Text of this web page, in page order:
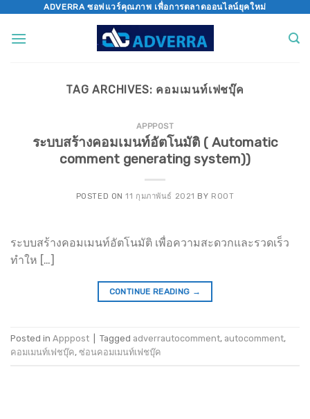
content
ADVERRA ซอฟแวร์คุณภาพ เพื่อการตลาดออนไลน์ยุคใหม่
TAG ARCHIVES: คอมเมนท์เฟชบุ๊ค
APPPOST
ระบบสร้างคอมเมนท์อัตโนมัติ ( Automatic
comment generating system))
POSTED ON11 กุมภาพันธ์ 2021 BY ROOT
ระบบสร้างคอมเมนท์อัตโนมัติ เพื่อความสะดวกและรวดเร็ว
ทำให […]
CONTINUE READING →
Posted in Apppost Tagged adverrautocomment, autocomment,
คอมเมนท์เฟชบุ๊ค, ซ่อนคอมเมนท์เฟชบุ๊ค